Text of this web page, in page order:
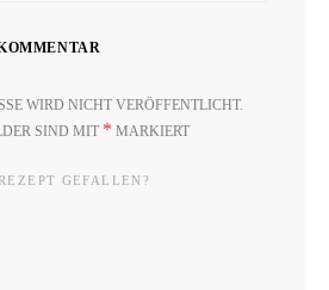
WIRD NICHT VERÖFFENTLICHT.
SIND MIT * MARKIERT
GEFALLEN?